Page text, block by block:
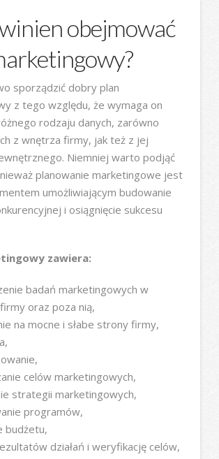
obejmować
sporządzić dobry plan
z tego względu, że wymaga on
rodzaju danych, zarówno
z wnętrza firmy, jak też z jej
Niemniej warto podjąć
planowanie marketingowe jest
umożliwiającym budowanie
i osiągnięcie sukcesu
zawiera:
badań marketingowych w
oraz poza nią,
na mocne i słabe strony firmy,
celów marketingowych,
strategii marketingowych,
programów,
budżetu,
działań i weryfikację celów,